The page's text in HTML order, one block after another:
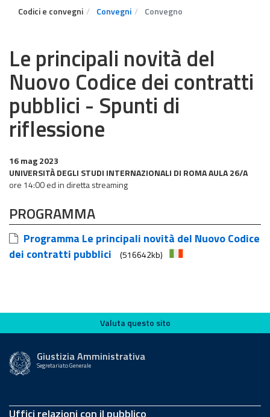
Codici e convegni Convegni Convegno
Le principali novità del
Nuovo Codice dei contratti
pubblici - Spunti di
riflessione
16 mag 2023
UNIVERSITÀ DEGLI STUDI INTERNAZIONALI DI ROMA AULA 26/A
ore 14:00 ed in diretta streaming
PROGRAMMA
Programma Le principali novità del Nuovo Codice
dei contratti pubblici
(516642kb)
Valuta questo sito
Valuta questo sito
Giustizia Amministrativa
Segretariato Generale
Uffici relazioni con il pubblico